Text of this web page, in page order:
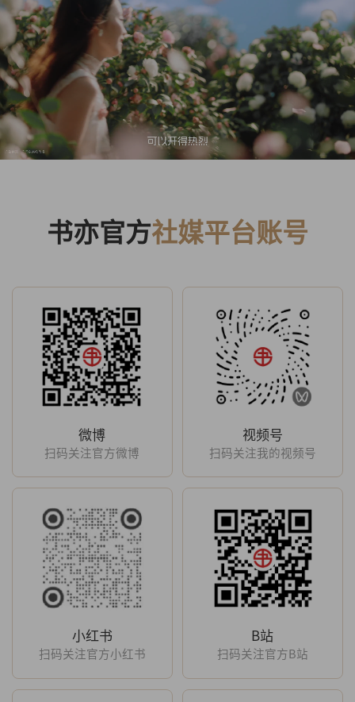
书亦官方社媒平台账号
微博
扫码关注官方微博
视频号
扫码关注我的视频号
小红书
扫码关注官方小红书
B站
扫码关注官方B站